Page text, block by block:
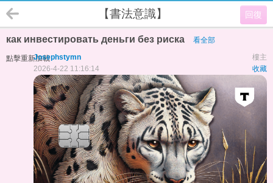
回復
【書法意識】
как инвестировать деньги без риска 看全部
點擊重新加載 樓主
Josephstymn
收藏
2026-4-22 11:16:14